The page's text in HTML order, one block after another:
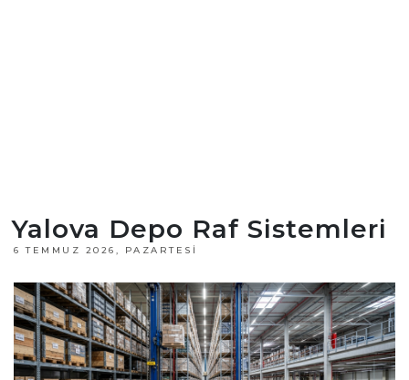
Yalova Depo Raf Sistemleri
6 TEMMUZ 2026, PAZARTESI